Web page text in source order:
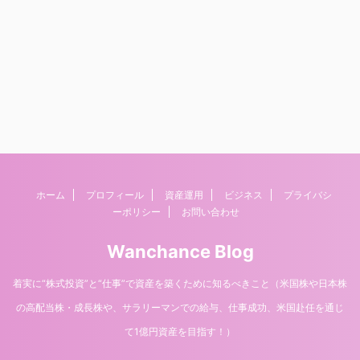
ホーム プロフィール 資産運用 ビジネス
プライバシ
ーポリシー
お問い合わせ
Wanchance Blog
着実に“株式投資”と“仕事”で資産を築くために知るべきこと（米国株や日本株
の高配当株・成長株や、サラリーマンでの給与、仕事成功、米国赴任を通じ
て1億円資産を目指す！）
Copyright© Wanchance Blog , 2026 All Rights
Reserved Powered byAFFINGER5